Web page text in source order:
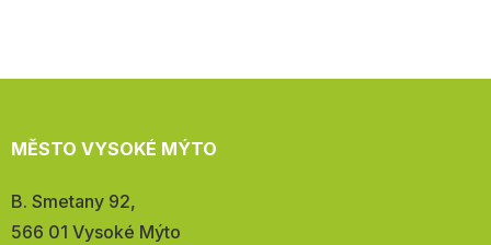
MĚSTO VYSOKÉ MÝTO
Adresa:
B. Smetany 92,
566 01 Vysoké Mýto